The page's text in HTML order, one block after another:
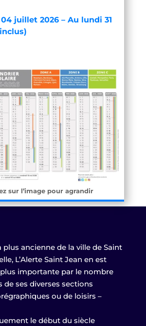
juillet 2026 – Au lundi 31
sur l’image pour agrandir
plus ancienne de la ville de Saint
L’Alerte Saint Jean en est
importante par le nombre
de ses diverses sections
ou de loisirs –
le début du siècle